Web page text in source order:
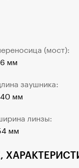
(мост):
мм
заушника:
мм
линзы:
мм